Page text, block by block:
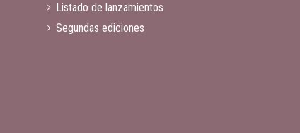
Listado de lanzamientos
Segundas ediciones